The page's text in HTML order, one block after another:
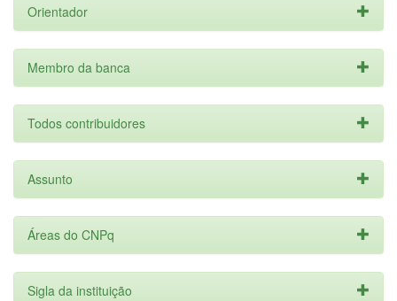
Orientador
Membro da banca
Todos contribuidores
Assunto
Áreas do CNPq
Sigla da instituição